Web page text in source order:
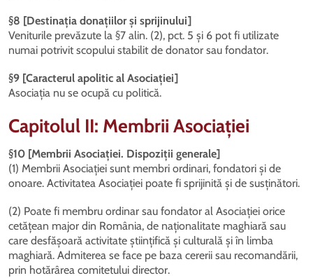
§8 [Destinația donațiilor și sprijinului]
Veniturile prevăzute la §7 alin. (2), pct. 5 și 6 pot fi utilizate
numai potrivit scopului stabilit de donator sau fondator.
§9 [Caracterul apolitic al Asociației]
Asociația nu se ocupă cu politică.
Capitolul II: Membrii Asociației
§10 [Membrii Asociației. Dispoziții generale]
(1) Membrii Asociației sunt membri ordinari, fondatori și de
onoare. Activitatea Asociației poate fi sprijinită și de susținători.
(2) Poate fi membru ordinar sau fondator al Asociației orice
cetățean major din România, de naționalitate maghiară sau
care desfășoară activitate științifică și culturală și în limba
maghiară. Admiterea se face pe baza cererii sau recomandării,
prin hotărârea comitetului director.